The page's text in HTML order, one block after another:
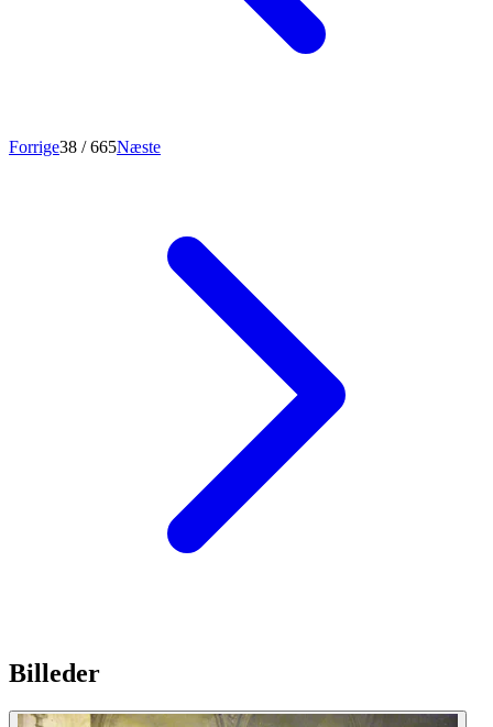
Forrige38 / 665Næste
Billeder